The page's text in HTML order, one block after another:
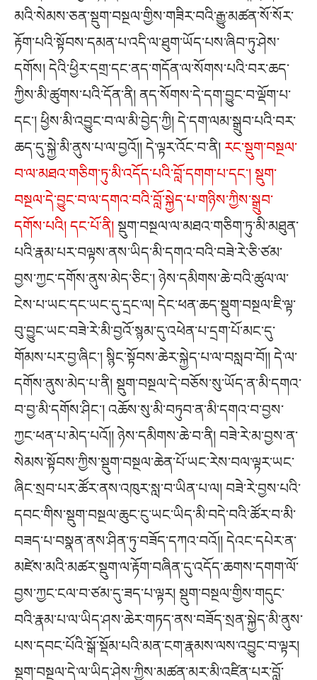
མའི་སེམས་ཅན་སྡུག་བསྔལ་གྱིས་གཟིར་བའི་རྒྱུ་མཚན་སོ་སོར་
རྟོག་པའི་སྟོབས་དམན་པ་འདི་ལ་ཐུག་ཡོད་པས་ཞིབ་ཏུ་ཤེས་
དགོས། དེའི་ཕྱིར་དགྲ་དང་ནད་གདོན་ལ་སོགས་པའི་བར་ཆད་
ཀྱིས་མི་ཚུགས་པའི་དོན་ནི། ནད་སོགས་དེ་དག་བྱུང་བ་ལྡོག་པ་
དང༌། ཕྱིས་མི་འབྱུང་བ་ལ་མི་བྱེད་ཀྱི། དེ་དག་ལམ་སྒྲུབ་པའི་བར་
ཆད་དུ་སྐྱེ་མི་ནུས་པ་ལ་བྱའོ།། དེ་ལྟར་འོང་བ་ནི། རང་སྡུག་བསྔལ་
བ་ལ་མཐའ་གཅིག་ཏུ་མི་འདོད་པའི་བློ་དགག་པ་དང༌། སྡུག་
བསྔལ་དེ་བྱུང་བ་ལ་དགའ་བའི་བློ་སྐྱེད་པ་གཉིས་ཀྱིས་སྒྲུབ་
དགོས་པའི། དང་པོ་ནི། སྡུག་བསྔལ་ལ་མཐའ་གཅིག་ཏུ་མི་མཐུན་
པའི་རྣམ་པར་བལྟས་ནས་ཡིད་མི་དགའ་བའི་བཟེ་རེ་ཅི་ཙམ་
བྱས་ཀྱང་དགོས་ནུས་མེད་ཅིང༌། ཉེས་དམིགས་ཆེ་བའི་ཚུལ་ལ་
ངེས་པ་ཡང་དང་ཡང་དུ་དྲང་ལ། དེང་ཕན་ཆད་སྡུག་བསྔལ་ཇི་ལྟ་
བུ་བྱུང་ཡང་བཟེ་རེ་མི་བྱའོ་སྙམ་དུ་འཕེན་པ་དྲག་པོ་མང་དུ་
གོམས་པར་བྱ་ཞིང༌། སྙིང་སྟོབས་ཆེར་སྐྱེད་པ་ལ་བསླབ་བོ།། དེ་ལ་
དགོས་ནུས་མེད་པ་ནི། སྡུག་བསྔལ་དེ་བཅོས་སུ་ཡོད་ན་མི་དགའ་
བ་བྱ་མི་དགོས་ཤིང༌། འཆོས་སུ་མི་བཏུབ་ན་མི་དགའ་བ་བྱས་
ཀྱང་ཕན་པ་མེད་པའོ།། ཉེས་དམིགས་ཆེ་བ་ནི། བཟེ་རེ་མ་བྱས་ན་
སེམས་སྟོབས་ཀྱིས་སྡུག་བསྔལ་ཆེན་པོ་ཡང་རེས་བལ་ལྟར་ཡང་
ཞིང་སྲབ་པར་ཚོར་ནས་འཁུར་སླ་བ་ཡིན་པ་ལ། བཟེ་རེ་བྱས་པའི་
དབང་གིས་སྡུག་བསྔལ་ཆུང་ངུ་ཡང་ཡིད་མི་བདེ་བའི་ཚོར་བ་མི་
བཟད་པ་བསྣན་ནས་ཤིན་ཏུ་བཟོད་དཀའ་བའོ།། དེའང་དཔེར་ན་
མཛེས་མའི་མཚར་སྡུག་ལ་རྟོག་བཞིན་དུ་འདོད་ཆགས་དགག་ལོ་
བྱས་ཀྱང་ངལ་བ་ཙམ་དུ་ཟད་པ་ལྟར། སྡུག་བསྔལ་གྱིས་གདུང་
བའི་རྣམ་པ་ལ་ཡིད་ཤས་ཆེར་གཏད་ནས་བཟོད་སྲན་སྐྱེད་མི་ནུས་
པས་དབང་པོའི་སྒོ་སྡོམ་པའི་མན་ངག་རྣམས་ལས་འབྱུང་བ་ལྟར།
སྡུག་བསྔལ་དེ་ལ་ཡིད་ཤེས་ཀྱིས་མཚན་མར་མི་འཛིན་པར་བློ་